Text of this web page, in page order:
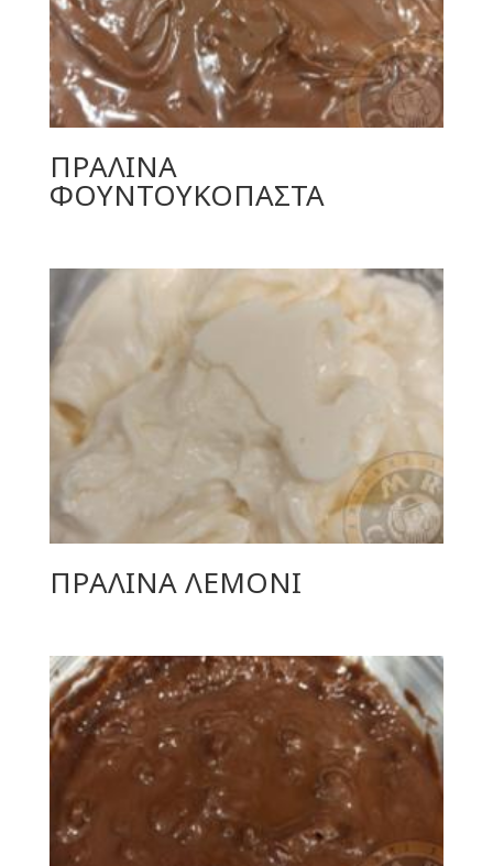
ΠΡΑΛΙΝΑ
ΦΟΥΝΤΟΥΚΟΠΑΣΤΑ
ΠΡΑΛΙΝΑ ΛΕΜΟΝΙ